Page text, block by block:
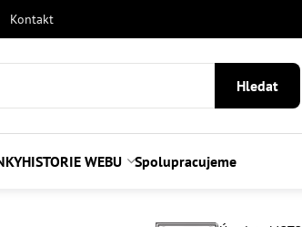
Kontakt
Hledat
HISTORIE WEBU Spolupracujeme